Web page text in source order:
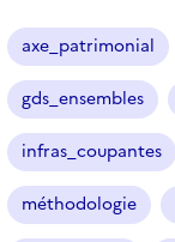
axe_patrimonial
gds_ensembles
infras_coupantes
méthodologie